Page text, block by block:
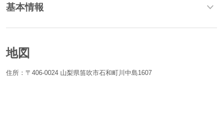
基本情報
地図
住所：〒406-0024 山梨県笛吹市石和町川中島1607